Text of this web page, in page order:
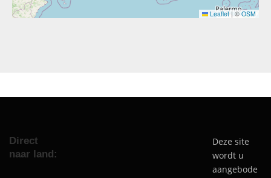
Leaflet | ©OSM
Direct
naar land:
Deze site
wordt u
aangebode